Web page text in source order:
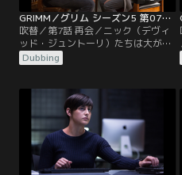
GRIMM／グリム シーズン5 第07話／吹替
吹替／第7話 再会／ニック（デヴィ
ッド・ジュントーリ）たちは大がか
りな待ち伏せ作戦と“ジュリエット
（ビッツィー・トゥロック）”の驚
前の彼女ではなかった。激化するヴ
ェッセンの襲撃事件を憂慮したモン
ロー（サイラス・ウェイア・ミッチ
ェル）とロザリー（ブリー・ターナ
ー）は、ヴェッセン評議会に回答を
求める。
Dubbing